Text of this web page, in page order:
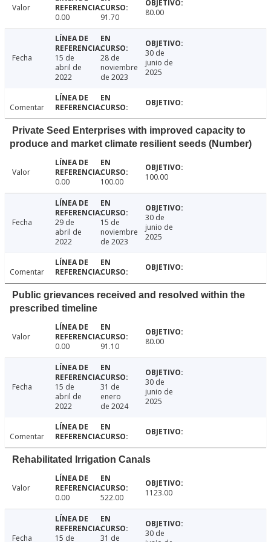
Valor
0.00
91.70 80.00
Fecha
15 de
abril de
2022
28 de
noviembre
de 2023
30 de
junio de
2025
Comentar
Private Seed Enterprises with improved capacity to
produce and market climate resilient seeds (Number)
Valor
0.00
100.00 100.00
Fecha
29 de
abril de
2022
15 de
noviembre
de 2023
30 de
junio de
2025
Comentar
Public grievances received and resolved within the
prescribed timeline
Valor
0.00
91.10 80.00
Fecha
15 de
abril de
2022
31 de
enero
de 2024
30 de
junio de
2025
Comentar
Rehabilitated Irrigation Canals
Valor
0.00
522.00 1123.00
Fecha 15 de 31 de
30 de